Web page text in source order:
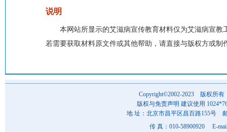
说明
本网站所显示的艾滋病宣传教育材料仅为艾滋病宣
若需要获取材料原文件或其他帮助，请直接与版权方或制
Copyright©2002-2023 版权所有
版权与免责声明 建议使用
地 址：北京市昌平区昌百路155号
传 真：010-58900920 E-